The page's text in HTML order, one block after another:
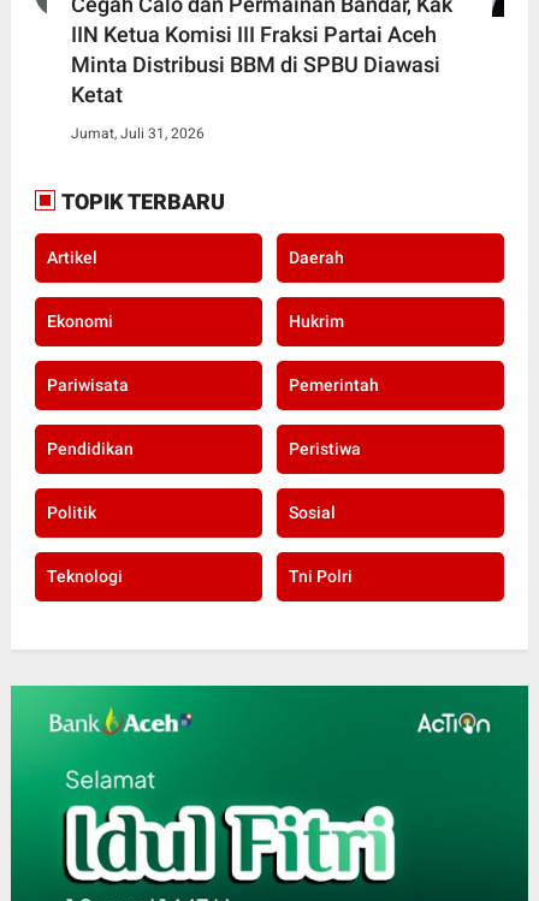
IIN Ketua Komisi III Fraksi Partai Aceh
Minta Distribusi BBM di SPBU Diawasi
Ketat
Jumat, Juli 31, 2026
TOPIK TERBARU
Artikel Daerah
Ekonomi Hukrim
Pariwisata Pemerintah
Pendidikan Peristiwa
Politik Sosial
Teknologi Tni Polri